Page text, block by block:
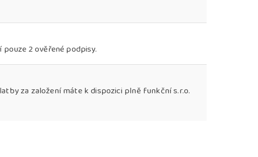
2 ověřené podpisy.
za založení máte k dispozici plně funkční s.r.o.